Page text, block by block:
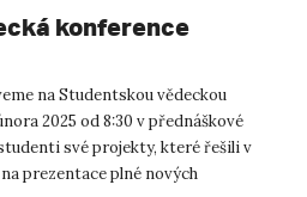
konference
na Studentskou vědeckou
2025 od 8:30 v přednáškové
své projekty, které řešili v
prezentace plné nových